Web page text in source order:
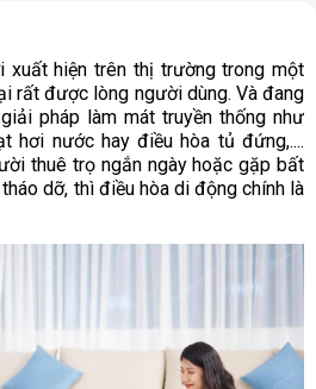
xuất hiện trên thị trường trong một
rất được lòng người dùng. Và đang
pháp làm mát truyền thống như
hơi nước hay điều hòa tủ đứng,....
thuê trọ ngắn ngày hoặc gặp bất
dỡ, thì điều hòa di động chính là